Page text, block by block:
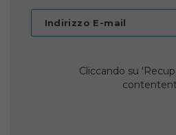
Indirizzo E-mail
Cliccando su